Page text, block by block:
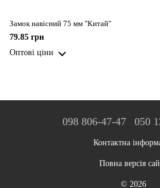
Замок навісний 75 мм "Китай"
79.85 грн
Оптові ціни
098 806-47-47 050
Контактна
Повна версія
© 2026